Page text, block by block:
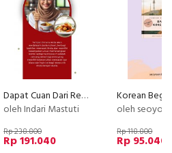
Dapat Cuan Dari Resep Masakan
oleh Indari Mastuti
Rp 238.800
Rp 191.040
oleh seoyoon
Rp 118.800
Rp 95.040